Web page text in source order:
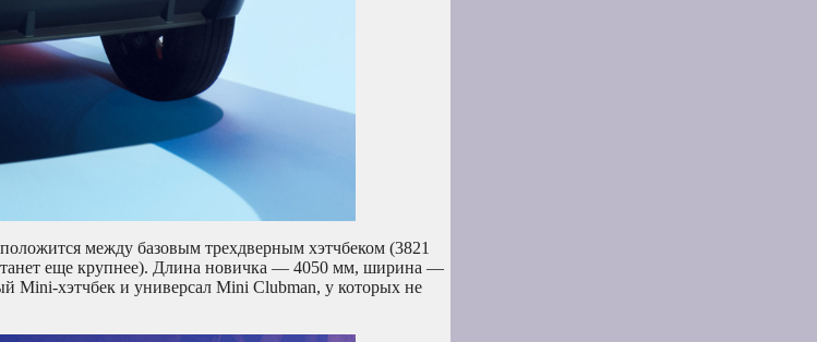
между базовым трехдверным хэтчбеком (3821
еще крупнее). Длина новичка — 4050 мм, ширина —
Mini-хэтчбек и универсал Mini Clubman, у которых не